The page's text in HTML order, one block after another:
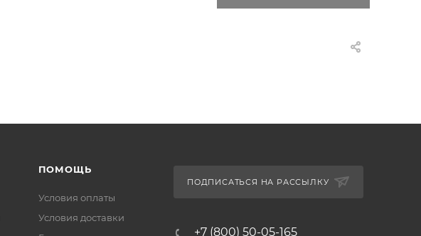
ПОМОЩЬ
Условия оплаты
Условия доставки
ПОДПИСАТЬСЯ НА РАССЫЛКУ
+7 (800) 50-05-165